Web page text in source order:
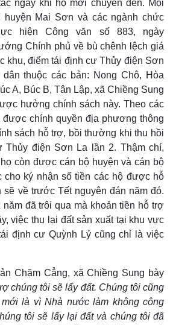
ngay khi họ mới chuyển đến. Mọi
huyện Mai Sơn và các ngành chức
hiện Công văn số 883, ngày
Chính phủ về bù chênh lệch giá
khu, điểm tái định cư Thủy điện Sơn
thuộc các bản: Nong Chô, Hòa
A, Búc B, Tân Lập, xã Chiềng Sung
hưởng chính sách này. Theo các
được chính quyền địa phương thông
sách hỗ trợ, bồi thường khi thu hồi
Thủy điện Sơn La lần 2. Thậm chí,
còn được cán bộ huyện và cán bộ
cho ký nhận số tiền các hộ được hỗ
về trước Tết nguyên đán năm đó.
đã trôi qua mà khoản tiền hỗ trợ
việc thu lại đất sản xuất tại khu vực
định cư Quỳnh Lỷ cũng chỉ là việc
Chặm Cẳng, xã Chiềng Sung bày
chúng tôi sẽ lấy đất. Chúng tôi cũng
là vì Nhà nước làm không công
tôi sẽ lấy lại đất và chúng tôi đã